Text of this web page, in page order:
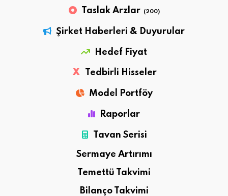
Taslak Arzlar (200)
Şirket Haberleri & Duyurular
Hedef Fiyat
X Tedbirli Hisseler
Model Portföy
Raporlar
Tavan Serisi
Sermaye Artırımı
Temettü Takvimi
Bilanço Takvimi